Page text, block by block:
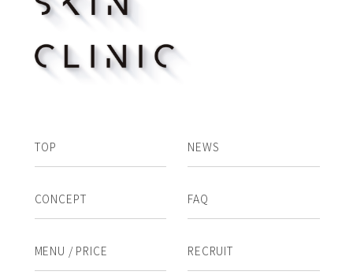
TOP
CONCEPT
MENU / PRICE
NEWS
FAQ
RECRUIT